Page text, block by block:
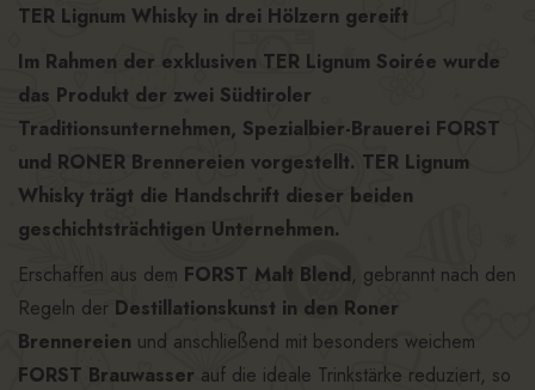
TER Lignum Whisky in drei Hölzern gereift
Im Rahmen der exklusiven TER Lignum Soirée wurde
das Produkt der zwei Südtiroler
Traditionsunternehmen, Spezialbier-Brauerei FORST
und RONER Brennereien vorgestellt. TER Lignum
Whisky trägt die Handschrift dieser beiden
geschichtsträchtigen Unternehmen.
Erschaffen aus dem FORST Malt Blend, gebrannt nach den
Regeln der Destillationskunst in den Roner
Brennereien und anschließend mit besonders weichem
FORST Brauwasser auf die ideale Trinkstärke reduziert, so